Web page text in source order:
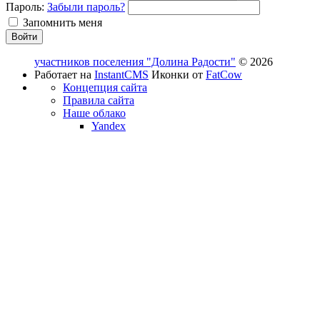
Пароль: Забыли пароль?
Запомнить меня
участников поселения "Долина Радости" © 2026
Работает на InstantCMS Иконки от FatCow
Концепция сайта
Правила сайта
Наше облако
Yandex